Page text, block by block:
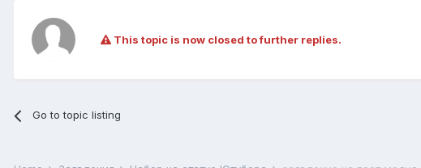
This topic is now closed to further replies.
Go to topic listing